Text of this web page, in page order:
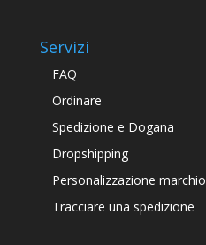
Servizi
FAQ
Ordinare
Spedizione e Dogana
Dropshipping
Personalizzazione marchio
Tracciare una spedizione